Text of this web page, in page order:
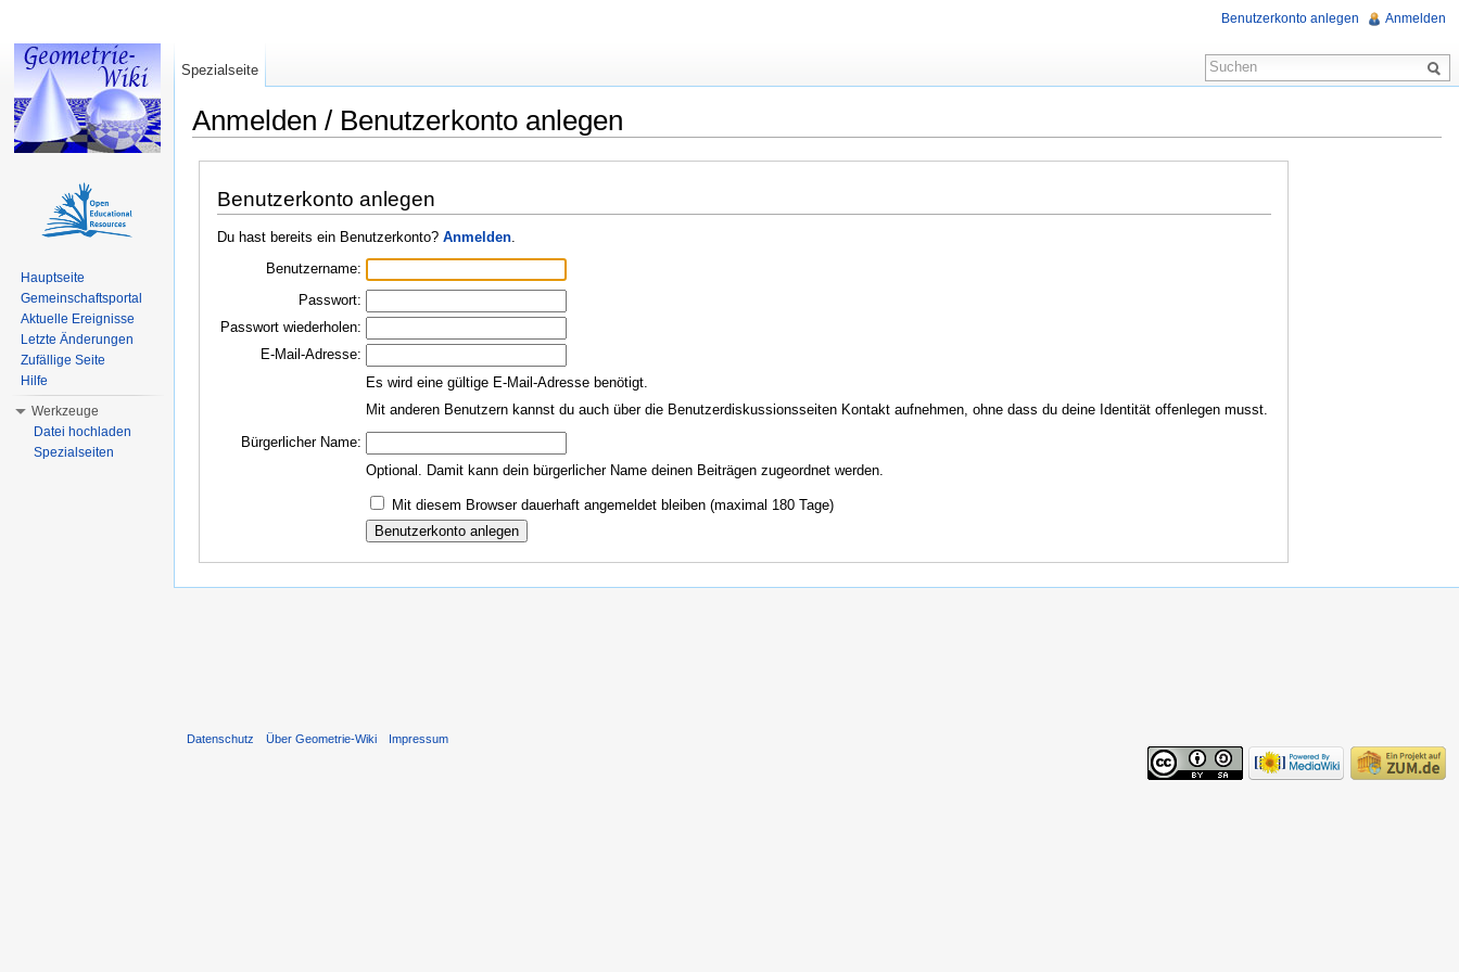
Anmelden / Benutzerkonto anlegen
Benutzerkonto anlegen
Du hast bereits ein Benutzerkonto? Anmelden.
Benutzername:
Passwort:
Passwort wiederholen:
E-Mail-Adresse:
Es wird eine gültige E-Mail-Adresse benötigt.
Mit anderen Benutzern kannst du auch über die Benutzerdiskussionsseiten Kontakt aufnehmen, ohne dass du deine Identität offenlegen musst.
Bürgerlicher Name:
Optional. Damit kann dein bürgerlicher Name deinen Beiträgen zugeordnet werden.
Mit diesem Browser dauerhaft angemeldet bleiben (maximal 180 Tage)
Benutzerkonto anlegen Anmelden
Spezialseite
Hauptseite
Gemeinschaftsportal
Aktuelle Ereignisse
Letzte Änderungen
Zufällige Seite
Hilfe
Werkzeuge
Datei hochladen
Spezialseiten
Datenschutz Über Geometrie-Wiki Impressum